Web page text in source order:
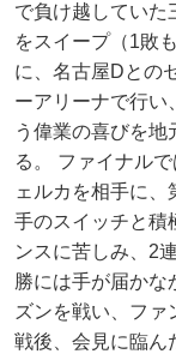
で負け越していた
をスイープ（1敗
に、名古屋Dとの
ーアリーナで行い
う偉業の喜びを
る。 ファイナル
ェルカを相手に
手のスイッチと積
ンスに苦しみ、2
勝には手が届かな
ズンを戦い、ファ
戦後、会見に臨ん